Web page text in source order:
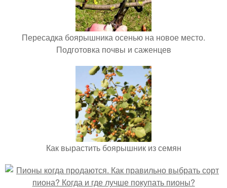
Пересадка боярышника осенью на новое место.
Подготовка почвы и саженцев
Как вырастить боярышник из семян